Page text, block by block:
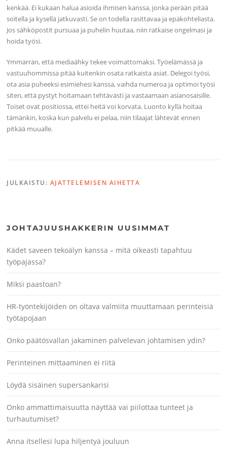
kenkää. Ei kukaan halua asioida ihmisen kanssa, jonka perään pitää
soitella ja kysellä jatkuvasti. Se on todella rasittavaa ja epäkohteliasta.
Jos sähköpostit pursuaa ja puhelin huutaa, niin ratkaise ongelmasi ja
hoida työsi.
Ymmärrän, että mediaähky tekee voimattomaksi. Työelämässä ja
vastuuhommissa pitää kuitenkin osata ratkaista asiat. Delegoi työsi,
ota asia puheeksi esimiehesi kanssa, vaihda numeroa ja optimoi työsi
siten, että pystyt hoitamaan tehtävästi ja vastaamaan asianosaisille.
Toiset ovat positiossa, ettei heitä voi korvata. Luonto kyllä hoitaa
tämänkin, koska kun palvelu ei pelaa, niin tilaajat lähtevät ennen
pitkää muualle.
JULKAISTU: AJATTELEMISEN AIHETTA
JOHTAJUUSHAKKERIN UUSIMMAT
Kädet saveen tekoälyn kanssa – mitä oikeasti tapahtuu
työpajassa?
Miksi paastoan?
HR-työntekijöiden on oltava valmiita muuttamaan perinteisiä
työtapojaan
Onko päätösvallan jakaminen palvelevan johtamisen ydin?
Perinteinen mittaaminen ei riitä
Löydä sisäinen supersankarisi
Onko ammattimaisuutta näyttää vai piilottaa tunteet ja
turhautumiset?
Anna itsellesi lupa hiljentyä jouluun